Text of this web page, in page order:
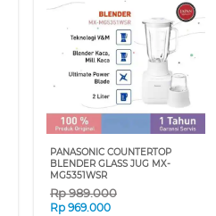
PANASONIC COUNTERTOP
BLENDER GLASS JUG MX-
MG5351WSR
Rp989.000
Rp 969.000